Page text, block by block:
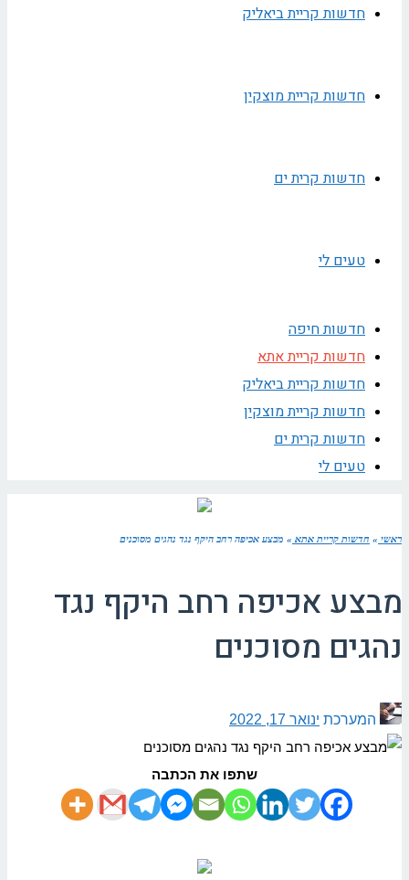
חדשות קריית ביאליק
חדשות קריית מוצקין
חדשות קרית ים
טעים לי
חדשות חיפה
חדשות קריית אתא
חדשות קריית ביאליק
חדשות קריית מוצקין
חדשות קרית ים
טעים לי
ראשי » חדשות קריית אתא » מבצע אכיפה רחב היקף נגד נהגים מסוכנים
מבצע אכיפה רחב היקף נגד
נהגים מסוכנים
המערכת ינואר 17, 2022
שתפו את הכתבה